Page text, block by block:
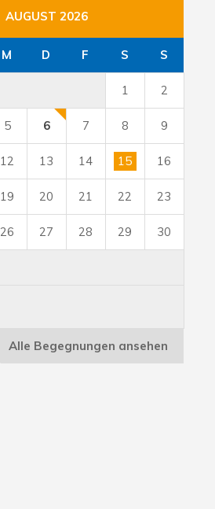
AUGUST 2026
M D F S S
1 2
5 6 7 8 9
12 13 14 15 16
19 20 21 22 23
26 27 28 29 30
Alle Begegnungen ansehen